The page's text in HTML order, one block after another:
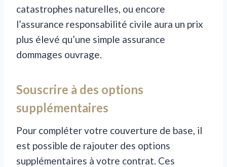
catastrophes naturelles, ou encore
l’assurance responsabilité civile aura un prix
plus élevé qu’une simple assurance
dommages ouvrage.
Souscrire à des options
supplémentaires
Pour compléter votre couverture de base, il
est possible de rajouter des options
supplémentaires à votre contrat. Ces